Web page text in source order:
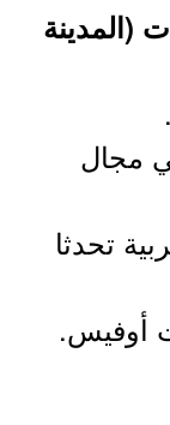
(المدينة
في مجال
تحدثا
أوفيس.